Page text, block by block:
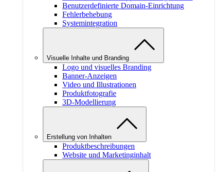
Benutzerdefinierte Domain-Einrichtung
Fehlerbehebung
Systemintegration
Visuelle Inhalte und Branding
Logo und visuelles Branding
Banner-Anzeigen
Video und Illustrationen
Produktfotografie
3D-Modellierung
Erstellung von Inhalten
Produktbeschreibungen
Website und Marketinginhalt